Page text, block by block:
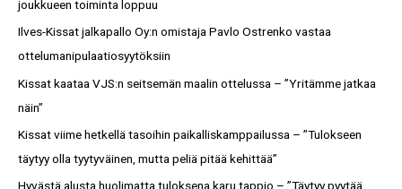
joukkueen toiminta loppuu
Ilves-Kissat jalkapallo Oy:n omistaja Pavlo Ostrenko vastaa
ottelumanipulaatiosyytöksiin
Kissat kaataa VJS:n seitsemän maalin ottelussa – ”Yritämme jatkaa
näin”
Kissat viime hetkellä tasoihin paikalliskamppailussa – ”Tulokseen
täytyy olla tyytyväinen, mutta peliä pitää kehittää”
Hyvästä alusta huolimatta tuloksena karu tappio – ”Täytyy pyytää
o
t